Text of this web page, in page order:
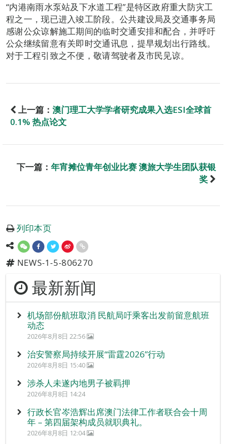
“内港南雨水泵站及下水道工程”是特区政府重大防灾工
程之一，现已进入竣工阶段。公共建设局及交通事务局
感谢公众谅解施工期间的临时交通安排和配合，并呼吁
公众继续留意有关即时交通讯息，提早规划出行路线。
对于工程引致之不便，敬请驾驶者及市民见谅。
上一篇： 澳门理工大学学者研究成果入选ESI全球首
0.1% 热点论文
下一篇： 年宵摊位青年创业比赛 澳旅大学生团队获银
奖
列印本页
NEWS-1-5-806270
最新新闻
机场部份航班取消 民航局吁乘客出发前留意航班
动态
2026年8月8日 22:56
治安警察局持续开展“雷霆2026”行动
2026年8月8日 15:40
涉杀人未遂内地男子被羁押
2026年8月8日 14:24
行政长官岑浩辉出席澳门法律工作者联合会十周
年 – 第四届架构成员就职典礼。
2026年8月8日 12:04